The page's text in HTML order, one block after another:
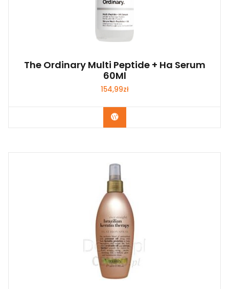
The Ordinary Multi Peptide + Ha Serum
60Ml
154,99zł
Zobacz